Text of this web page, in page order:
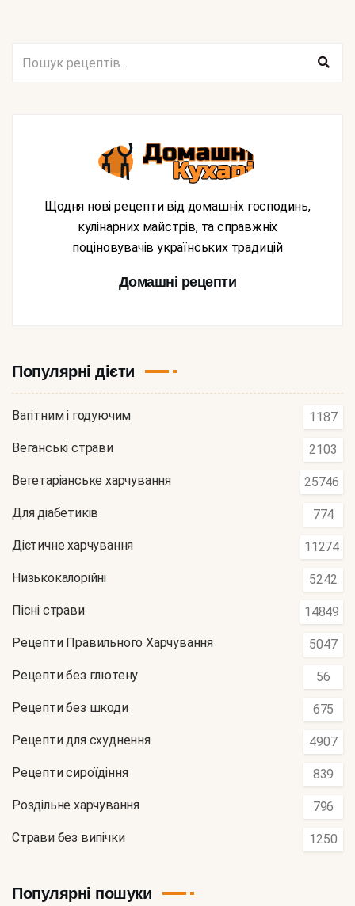
Щодня нові рецепти від домашніх господинь,
кулінарних майстрів, та справжніх
поціновувачів українських традицій
Домашні рецепти
Популярні дієти
Вагітним і годуючим 1187
Веганські страви 2103
Вегетаріанське харчування 25746
Для діабетиків 774
Дієтичне харчування 11274
Низькокалорійні 5242
Пісні страви 14849
Рецепти Правильного Харчування 5047
Рецепти без глютену 56
Рецепти без шкоди 675
Рецепти для схуднення 4907
Рецепти сироїдіння 839
Роздільне харчування 796
Страви без випічки 1250
Популярні пошуки